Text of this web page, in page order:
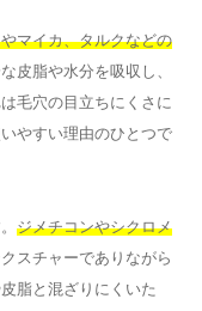
マイカ、タルクなどの
皮脂や水分を吸収し、
毛穴の目立ちにくさに
やすい理由のひとつで
ジメチコンやシクロメ
スチャーでありながら
脂と混ざりにくいた